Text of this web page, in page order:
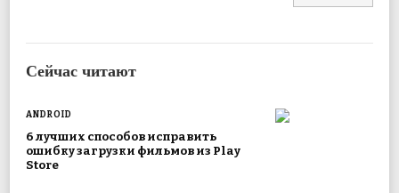
Сейчас читают
ANDROID
6 лучших способов исправить
ошибку загрузки фильмов из Play
Store